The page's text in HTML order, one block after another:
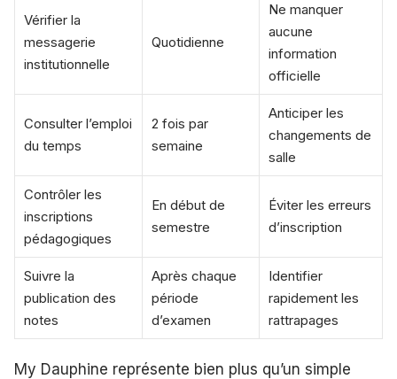
Vérifier la
messagerie
institutionnelle
Quotidienne
Ne manquer
aucune
information
officielle
Consulter l’emploi
du temps
2 fois par
semaine
Anticiper les
changements de
salle
Contrôler les
inscriptions
pédagogiques
En début de
semestre
Éviter les erreurs
d’inscription
Suivre la
publication des
notes
Après chaque
période
d’examen
Identifier
rapidement les
rattrapages
My Dauphine représente bien plus qu’un simple